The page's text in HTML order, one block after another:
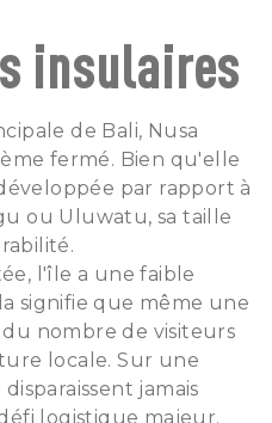
insulaires
de Bali, Nusa
fermé. Bien qu'elle
par rapport à
ou Uluwatu, sa taille
l'île a une faible
signifie que même une
nombre de visiteurs
locale. Sur une
jamais
logistique majeur.